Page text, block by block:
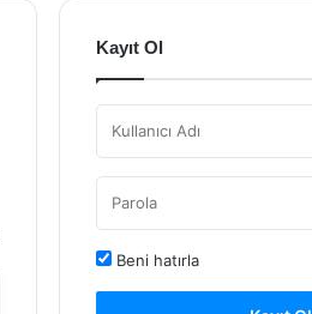
Kayıt Ol
Beni hatırla